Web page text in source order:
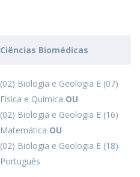
Ciências Biomédicas
(02) Biologia e Geologia E (07)
Física e Química OU
(02) Biologia e Geologia E (16)
Matemática OU
(02) Biologia e Geologia E (18)
Português